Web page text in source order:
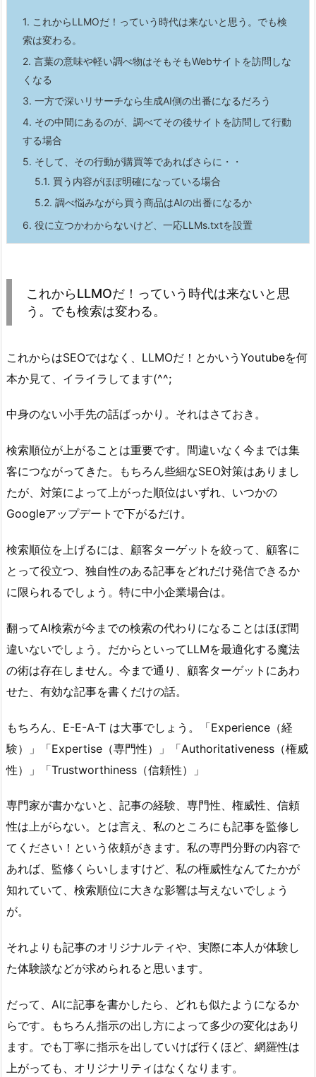
1. これからLLMOだ！っていう時代は来ないと思う。でも検
索は変わる。
2. 言葉の意味や軽い調べ物はそもそもWebサイトを訪問しな
くなる
3. 一方で深いリサーチなら生成AI側の出番になるだろう
4. その中間にあるのが、調べてその後サイトを訪問して行動
する場合
5. そして、その行動が購買等であればさらに・・
5.1. 買う内容がほぼ明確になっている場合
5.2. 調べ悩みながら買う商品はAIの出番になるか
6. 役に立つかわからないけど、一応LLMs.txtを設置
これからLLMOだ！っていう時代は来ないと思
う。でも検索は変わる。
これからはSEOではなく、LLMOだ！とかいうYoutubeを何
本か見て、イライラしてます(^^;
中身のない小手先の話ばっかり。それはさておき。
検索順位が上がることは重要です。間違いなく今までは集
客につながってきた。もちろん些細なSEO対策はありまし
たが、対策によって上がった順位はいずれ、いつかの
Googleアップデートで下がるだけ。
検索順位を上げるには、 顧客ターゲットを絞って、顧客に
とって役立つ、独自性のある記事をどれだけ発信できるか
に限られるでしょう。特に中小企業場合は。
翻ってAI検索が今までの検索の代わりになることはほぼ間
違いないでしょう。だからといってLLMを最適化する魔法
の術は存在しません。今まで通り、顧客ターゲットにあわ
せた、有効な記事を書くだけの話。
もちろん、E-E-A-T は大事でしょう。「Experience（経
験）」「Expertise（専門性）」「Authoritativeness（権威
性）」「Trustworthiness（信頼性）」
専門家が書かないと、記事の経験、専門性、権威性、信頼
性は上がらない。とは言え、私のところにも記事を監修し
てください！という依頼がきます。私の専門分野の内容で
あれば、監修くらいしますけど、私の権威性なんてたかが
知れていて、検索順位に大きな影響は与えないでしょう
が。
それよりも記事のオリジナルティや、実際に本人が体験 し
た体験談などが求められると思います。
だって、AIに記事を書かしたら、どれも似たようになるか
らです。もちろん指示の出し方によって多少の変化はあり
ます。でも丁寧に指示を出していけば行くほど、網羅性は
上がっても、オリジナリティはなくなります。